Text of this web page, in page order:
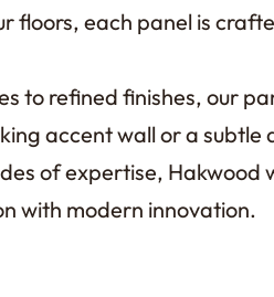
floors, each panel is
to refined finishes, our
accent wall or a
of expertise, Hakwood
with modern innovation.